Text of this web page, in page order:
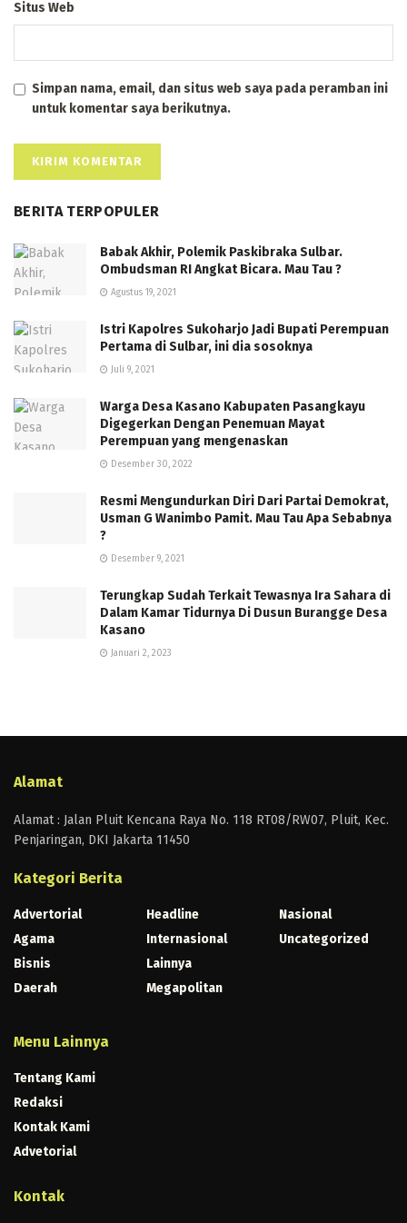
Situs Web
Simpan nama, email, dan situs web saya pada peramban ini
untuk komentar saya berikutnya.
BERITA TERPOPULER
Babak Akhir, Polemik Paskibraka Sulbar.
Ombudsman RI Angkat Bicara. Mau Tau ?
Agustus 19, 2021
Istri Kapolres Sukoharjo Jadi Bupati Perempuan
Pertama di Sulbar, ini dia sosoknya
Juli 9, 2021
Warga Desa Kasano Kabupaten Pasangkayu
Digegerkan Dengan Penemuan Mayat
Perempuan yang mengenaskan
Desember 30, 2022
Resmi Mengundurkan Diri Dari Partai Demokrat,
Usman G Wanimbo Pamit. Mau Tau Apa Sebabnya
?
Desember 9, 2021
Terungkap Sudah Terkait Tewasnya Ira Sahara di
Dalam Kamar Tidurnya Di Dusun Burangge Desa
Kasano
Januari 2, 2023
Alamat
Alamat : Jalan Pluit Kencana Raya No. 118 RT08/RW07, Pluit, Kec.
Penjaringan, DKI Jakarta 11450
Kategori Berita
Advertorial
Agama
Bisnis
Daerah
Headline
Internasional
Lainnya
Megapolitan
Nasional
Uncategorized
Menu Lainnya
Tentang Kami
Redaksi
Kontak Kami
Advetorial
Kontak